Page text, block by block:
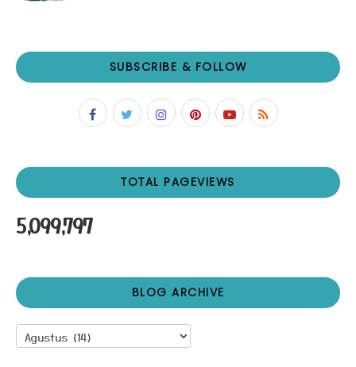
SUBSCRIBE & FOLLOW
TOTAL PAGEVIEWS
5,099,797
BLOG ARCHIVE